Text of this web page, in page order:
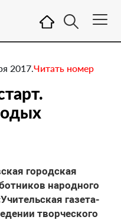
2017.Читать номер
городская
народного
газета-
творческого